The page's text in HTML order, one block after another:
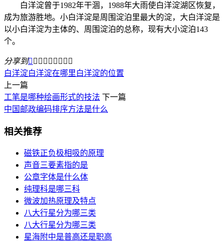
白洋淀曾于1982年干涸，1988年大雨使白洋淀湖区恢复，
成为旅游胜地。小白洋淀是周围淀泊里最大的淀，大白洋淀是
以小白洋淀为主体的、周围淀泊的总称，现有大小淀泊143
个。
分享到        
白洋淀白洋淀在哪里白洋淀的位置
上一篇
工笔是哪种绘画形式的技法 下一篇
中国邮政编码排序方法是什么
相关推荐
磁铁正负极相吸的原理
声音三要素指的是
公章字体是什么体
纯理科是哪三科
微波加热原理及特点
八大行星分为哪三类
八大行星分为哪三类
星海附中是普高还是职高